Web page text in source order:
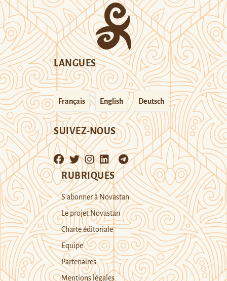
LANGUES
Français English Deutsch
SUIVEZ-NOUS
RUBRIQUES
S’abonner à Novastan
Le projet Novastan
Charte éditoriale
Equipe
Partenaires
Mentions légales